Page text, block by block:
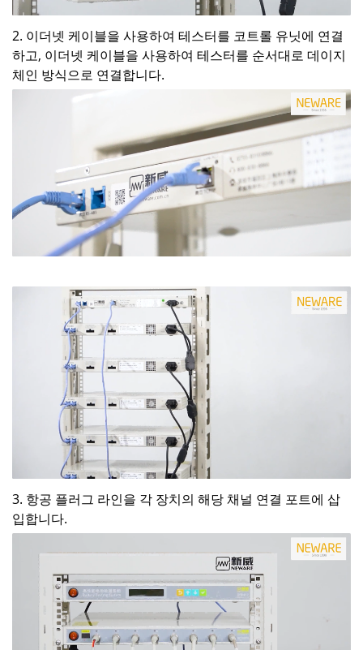
2. 이더넷 케이블을 사용하여 테스터를 코트롤 유닛에 연결
하고, 이더넷 케이블을 사용하여 테스터를 순서대로 데이지
체인 방식으로 연결합니다.
3. 항공 플러그 라인을 각 장치의 해당 채널 연결 포트에 삽
입합니다.